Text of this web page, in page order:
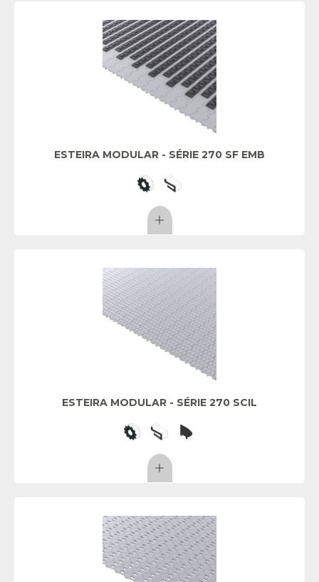
ESTEIRA MODULAR - SÉRIE 270 SF EMB
ESTEIRA MODULAR - SÉRIE 270 SCIL